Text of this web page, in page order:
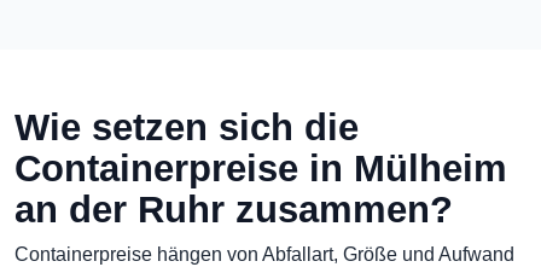
Wie setzen sich die
Containerpreise in Mülheim
an der Ruhr zusammen?
Containerpreise hängen von Abfallart, Größe und Aufwand